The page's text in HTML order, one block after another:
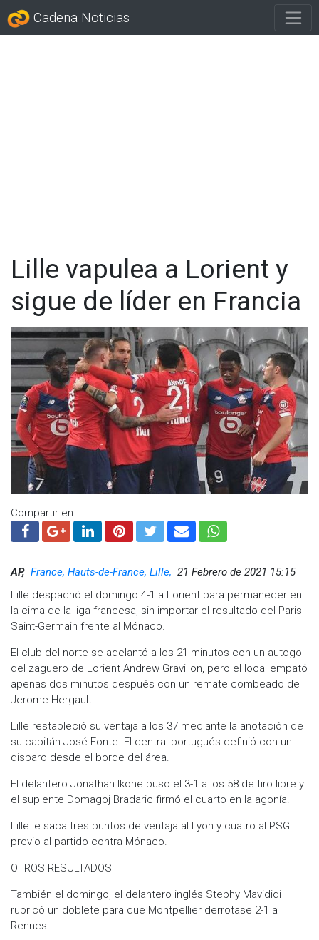
Cadena Noticias
Lille vapulea a Lorient y
sigue de líder en Francia
Compartir en:
AP, France, Hauts-de-France, Lille, 21 Febrero de 2021 15:15
Lille despachó el domingo 4-1 a Lorient para permanecer en
la cima de la liga francesa, sin importar el resultado del Paris
Saint-Germain frente al Mónaco.
El club del norte se adelantó a los 21 minutos con un autogol
del zaguero de Lorient Andrew Gravillon, pero el local empató
apenas dos minutos después con un remate combeado de
Jerome Hergault.
Lille restableció su ventaja a los 37 mediante la anotación de
su capitán José Fonte. El central portugués definió con un
disparo desde el borde del área.
El delantero Jonathan Ikone puso el 3-1 a los 58 de tiro libre y
el suplente Domagoj Bradaric firmó el cuarto en la agonía.
Lille le saca tres puntos de ventaja al Lyon y cuatro al PSG
previo al partido contra Mónaco.
OTROS RESULTADOS
También el domingo, el delantero inglés Stephy Mavididi
rubricó un doblete para que Montpellier derrotase 2-1 a
Rennes.